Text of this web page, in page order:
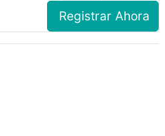
Registrar Ahora